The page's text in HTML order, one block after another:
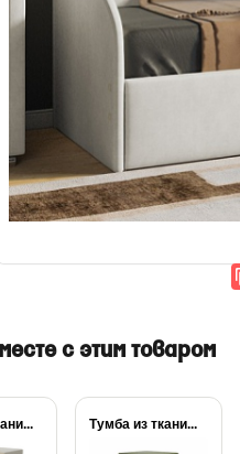
с этим товаром
Тумба из ткани...